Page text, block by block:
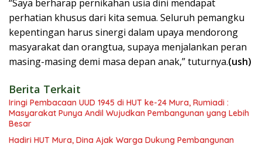
“Saya berharap pernikahan usia dini mendapat
perhatian khusus dari kita semua. Seluruh pemangku
kepentingan harus sinergi dalam upaya mendorong
masyarakat dan orangtua, supaya menjalankan peran
masing-masing demi masa depan anak,” tuturnya.(ush)
Berita Terkait
Iringi Pembacaan UUD 1945 di HUT ke-24 Mura, Rumiadi :
Masyarakat Punya Andil Wujudkan Pembangunan yang Lebih
Besar
Hadiri HUT Mura, Dina Ajak Warga Dukung Pembangunan